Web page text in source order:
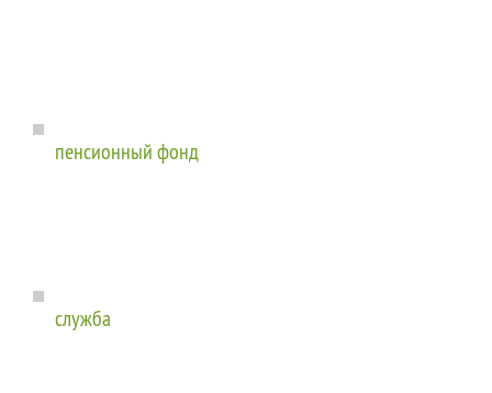
пенсионный фонд
служба